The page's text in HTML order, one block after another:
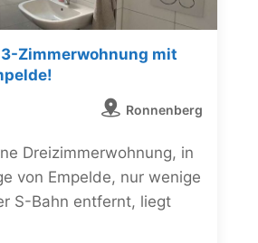
Zimmerwohnung mit
Ronnenberg
Dreizimmerwohnung, in
von Empelde, nur wenige
S-Bahn entfernt, liegt